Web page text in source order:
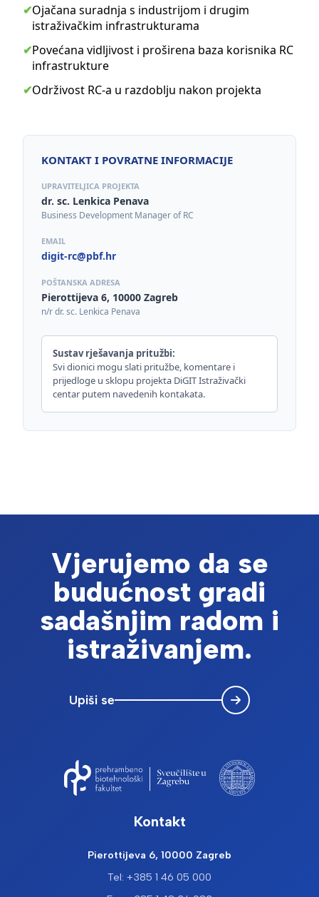
✔Ojačana suradnja s industrijom i drugim
istraživačkim infrastrukturama
✔Povećana vidljivost i proširena baza korisnika RC
infrastrukture
✔Održivost RC-a u razdoblju nakon projekta
KONTAKT I POVRATNE INFORMACIJE
UPRAVITELJICA PROJEKTA
dr. sc. Lenkica Penava
Business Development Manager of RC
EMAIL
digit-rc@pbf.hr
POŠTANSKA ADRESA
Pierottijeva 6, 10000 Zagreb
n/r dr. sc. Lenkica Penava
Sustav rješavanja pritužbi:
Svi dionici mogu slati pritužbe, komentare i
prijedloge u sklopu projekta DiGIT Istraživački
centar putem navedenih kontakata.
Vjerujemo da se
budućnost gradi
sadašnjim radom i
istraživanjem.
Upiši se
Kontakt
Pierottijeva 6, 10000 Zagreb
Tel: +385 1 46 05 000